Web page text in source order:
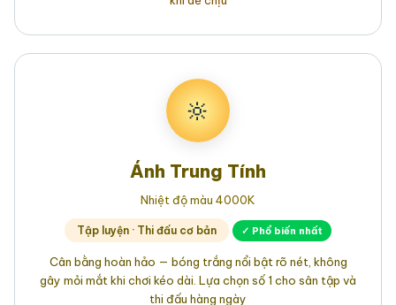
🔆
Ánh Trung Tính
Nhiệt độ màu 4000K
Tập luyện · Thi đấu cơ bản ✓ Phổ biến nhất
Cân bằng hoàn hảo — bóng trắng nổi bật rõ nét, không
gây mỏi mắt khi chơi kéo dài. Lựa chọn số 1 cho sân tập và
thi đấu hàng ngày